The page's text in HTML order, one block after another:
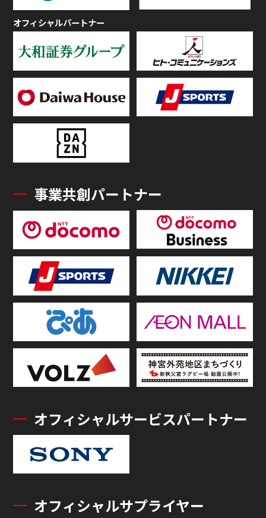
オフィシャルパートナー
事業共創パートナー
オフィシャルサービスパートナー
オフィシャルサプライヤー